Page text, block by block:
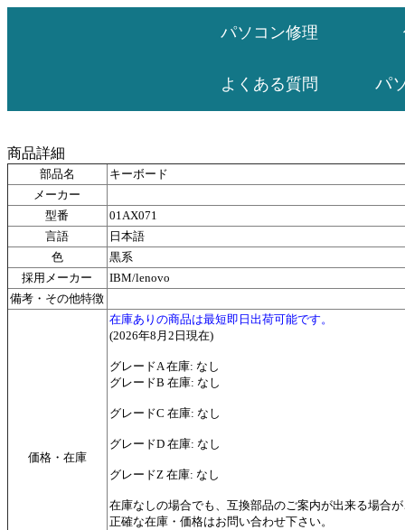
パソコン修理
よくある質問 パ
商品詳細
部品名
キーボード
メーカー
型番
01AX071
言語
日本語
色
黒系
採用メーカー
IBM/lenovo
備考・その他特徴
価格・在庫
在庫ありの商品は最短即日出荷可能です。
(2026年8月2日現在)
グレードA 在庫: なし
グレードB 在庫: なし
グレードC 在庫: なし
グレードD 在庫: なし
グレードZ 在庫: なし
在庫なしの場合でも、互換部品のご案内が出来る場合
正確な在庫・価格はお問い合わせ下さい。